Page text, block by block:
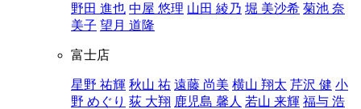
野田 進也 中屋 悠理 山田 綾乃 堀 美沙希 菊池 奈
美子 望月 道隆
富士店
星野 祐輝 秋山 祐 遠藤 尚美 横山 翔太 芹沢 健 小
野 めぐり 荻 大翔 鹿児島 馨人 若山 来輝 福与 浩